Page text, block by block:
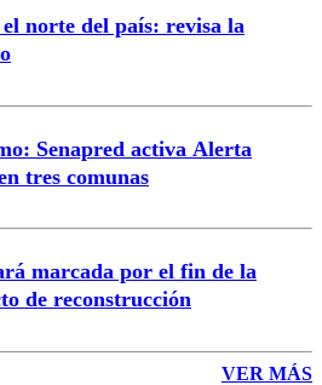
norte del país: revisa la
Senapred activa Alerta
tres comunas
marcada por el fin de la
de reconstrucción
VER MÁS